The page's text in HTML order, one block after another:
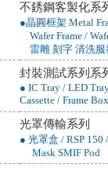
不銹鋼客製化系
●晶圓框架 Metal
Wafer Frame /
雷雕 刻字 清洗服
封裝測試系列系
● IC Tray / LED
Cassette / Frame Box
光罩傳輸系列
● 光罩盒 / RSP 150 /
Mask SMIF Pod